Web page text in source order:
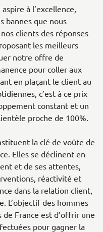
à l’excellence,
bannes que nous
clients des réponses
les meilleurs
notre offre de
pour coller aux
en plaçant le client au
c’est à ce prix
constant et un
proche de 100%.
la clé de voûte de
Elles se déclinent en
et de ses attentes,
réactivité et
dans la relation client,
L’objectif des hommes
France est d’offrir une
pour gagner la